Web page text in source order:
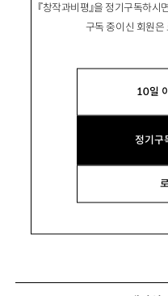
『창작과비평』을 정기구독하
구독 중이신 회원은
10일
정기구